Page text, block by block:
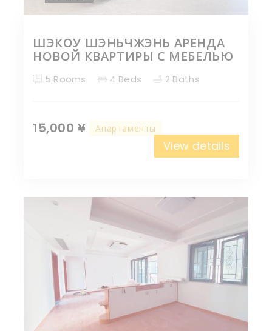
ШЭКОУ ШЭНЬЧЖЭНЬ АРЕНДА
НОВОЙ КВАРТИРЫ С МЕБЕЛЬЮ
5 Rooms 4 Beds 2 Baths
15,000 ¥ Апартаменты
View details